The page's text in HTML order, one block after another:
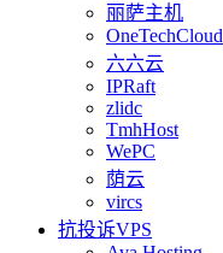
丽萨主机
OneTechCloud
六六云
IPRaft
zlidc
TmhHost
WePC
荫云
vircs
抗投诉VPS